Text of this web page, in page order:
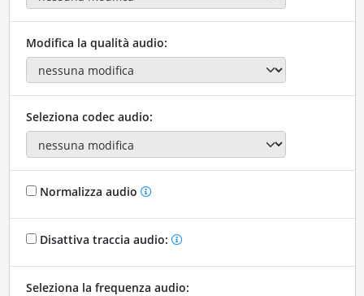
Modifica la qualità audio:
Seleziona codec audio:
Normalizza audio
Disattiva traccia audio:
Seleziona la frequenza audio: